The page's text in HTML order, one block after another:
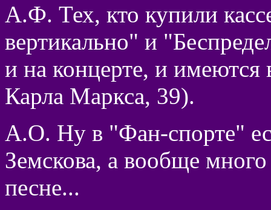
А.Ф. Тех, кто купили
вертикально" и
и на концерте, и
Карла Маркса, 39).
А.О. Ну в "Фан-спорте"
Земскова, а вообще
песне...